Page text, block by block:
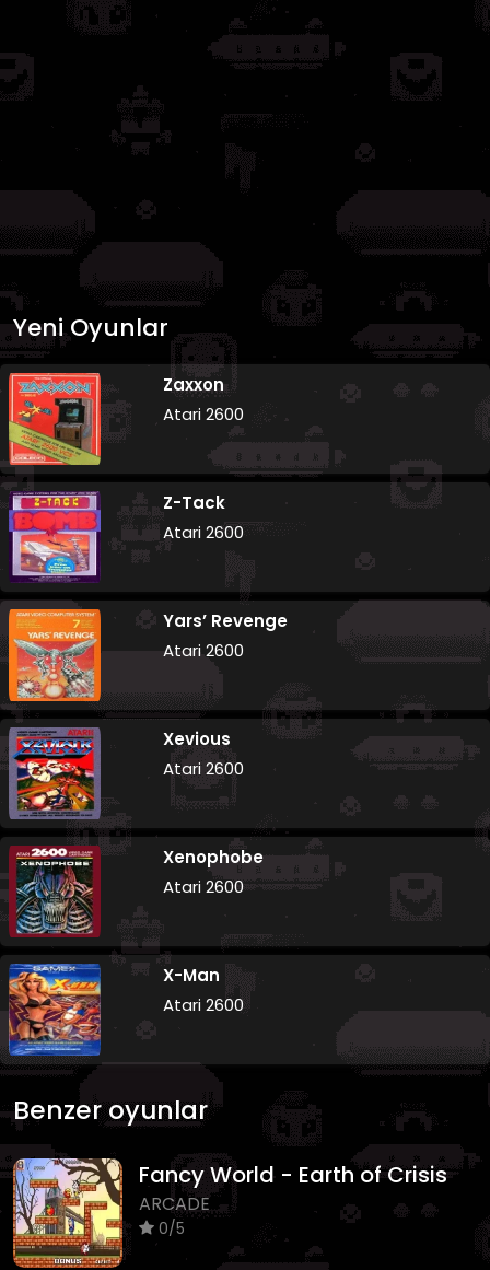
Yeni Oyunlar
Zaxxon
Atari 2600
Z-Tack
Atari 2600
Yars’ Revenge
Atari 2600
Xevious
Atari 2600
Xenophobe
Atari 2600
X-Man
Atari 2600
Benzer oyunlar
Fancy World - Earth of Crisis
ARCADE
0/5